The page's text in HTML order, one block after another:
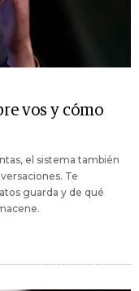
vos y cómo
el sistema también
Te
guarda y de qué